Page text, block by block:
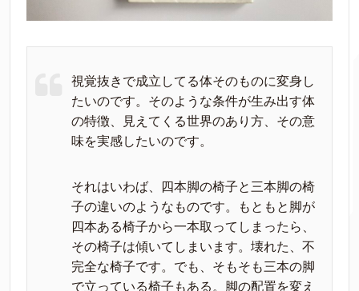
視覚抜きで成立してる体そのものに変身し
たいのです。そのような条件が生み出す体
の特徴、見えてくる世界のあり方、その意
味を実感したいのです。
それはいわば、四本脚の椅子と三本脚の椅
子の違いのようなものです。もともと脚が
四本ある椅子から一本取ってしまったら、
その椅子は傾いてしまいます。壊れた、不
完全な椅子です。でも、そもそも三本の脚
で立っている椅子もある。脚の配置を変え